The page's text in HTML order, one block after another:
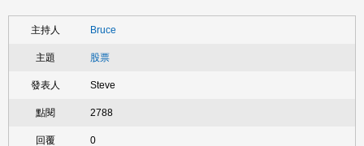
Bruce
股票
Steve
2788
0